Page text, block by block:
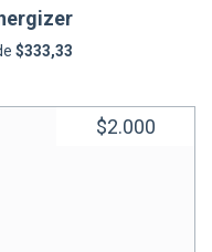
$333,33
$2.000